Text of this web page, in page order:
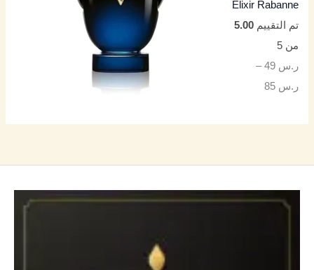
Elixir Rabanne
تم التقييم5.00
من 5
ر.س 49
–
ر.س 85